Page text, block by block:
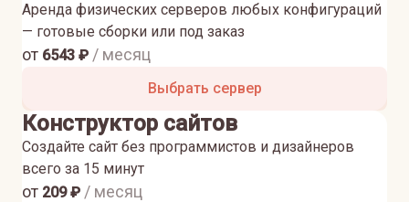
Аренда физических серверов любых конфигураций
— готовые сборки или под заказ
от 6543 ₽ / месяц
Выбрать сервер
Конструктор сайтов
Создайте сайт без программистов и дизайнеров
всего за 15 минут
от 209₽ / месяц